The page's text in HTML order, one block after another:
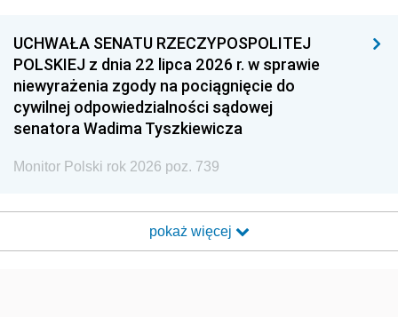
UCHWAŁA SENATU RZECZYPOSPOLITEJ
POLSKIEJ z dnia 22 lipca 2026 r. w sprawie
niewyrażenia zgody na pociągnięcie do
cywilnej odpowiedzialności sądowej
senatora Wadima Tyszkiewicza
Monitor Polski rok 2026 poz. 739
pokaż więcej